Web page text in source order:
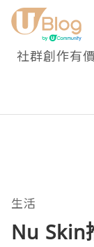
社群創作有
生活
Nu Skin